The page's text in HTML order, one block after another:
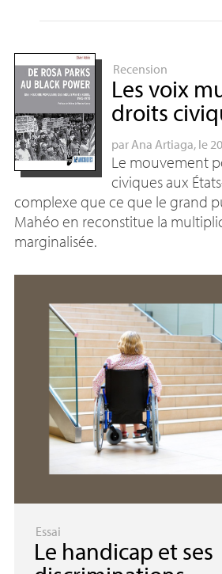
Recension
Les voix
droits
parAna Artiaga, le
Le mouvement
civiques aux
complexe que ce que le grand
Mahéo en reconstitue la
marginalisée.
Essai
Le handicap et ses